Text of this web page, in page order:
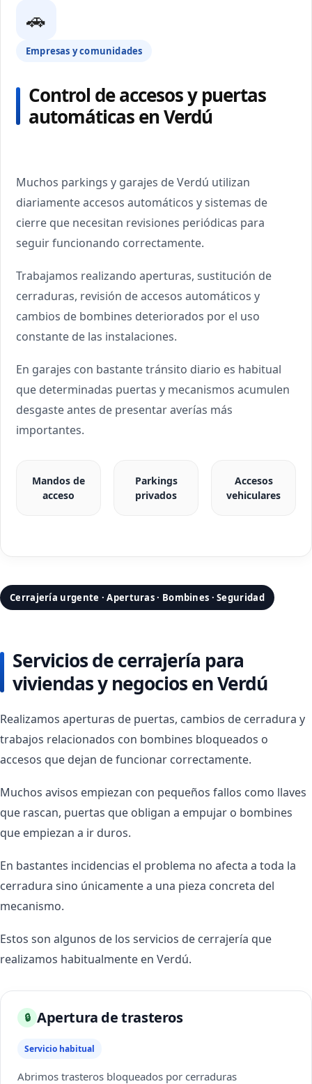
🚗
Empresas y comunidades
Control de accesos y puertas
automáticas en Verdú
Muchos parkings y garajes de Verdú utilizan
diariamente accesos automáticos y sistemas de
cierre que necesitan revisiones periódicas para
seguir funcionando correctamente.
Trabajamos realizando aperturas, sustitución de
cerraduras, revisión de accesos automáticos y
cambios de bombines deteriorados por el uso
constante de las instalaciones.
En garajes con bastante tránsito diario es habitual
que determinadas puertas y mecanismos acumulen
desgaste antes de presentar averías más
importantes.
Mandos de
acceso
Parkings
privados
Accesos
vehiculares
Cerrajería urgente · Aperturas · Bombines · Seguridad
Servicios de cerrajería para
viviendas y negocios en Verdú
Realizamos aperturas de puertas, cambios de cerradura y
trabajos relacionados con bombines bloqueados o
accesos que dejan de funcionar correctamente.
Muchos avisos empiezan con pequeños fallos como llaves
que rascan, puertas que obligan a empujar o bombines
que empiezan a ir duros.
En bastantes incidencias el problema no afecta a toda la
cerradura sino únicamente a una pieza concreta del
mecanismo.
Estos son algunos de los servicios de cerrajería que
realizamos habitualmente en Verdú.
🔒 Apertura de trasteros
Servicio habitual
Abrimos trasteros bloqueados por cerraduras